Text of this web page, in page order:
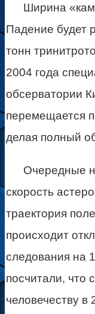
Ширина
Падение будет
тонн
2004 года
обсерватории
перемещается
делая полный
Очередные
скорость
траектория
происходит
следования на
посчитали, что
человечеству в